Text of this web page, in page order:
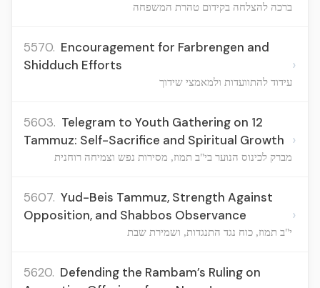
ברכה להצלחה בקידום טהרת המשפחה
5570. Encouragement for Farbrengen and
Shidduch Efforts
עידוד להתוועדות ולמאמצי שידוך
›
5603. Telegram to Youth Gathering on 12
Tammuz: Self-Sacrifice and Spiritual Growth
מברק לכינוס הנוער בי"ב תמוז, מסירות נפש וצמיחה רוחנית
›
5607. Yud-Beis Tammuz, Strength Against
Opposition, and Shabbos Observance
י"ב תמוז, כוח נגד התנגדות, ושמירת שבת
›
5620. Defending the Rambam’s Ruling on